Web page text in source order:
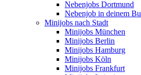
Nebenjobs Dortmund
Nebenjob in deinem
Minijobs nach Stadt
Minijobs München
Minijobs Berlin
Minijobs Hamburg
Minijobs Köln
Minijobs Frankfurt